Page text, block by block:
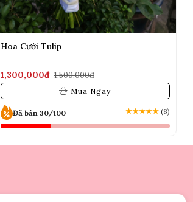
Hoa Cưới Tulip
1,300,000đ 1,500,000đ
Mua Ngay
Đã bán 30/100 ★★★★★(8)